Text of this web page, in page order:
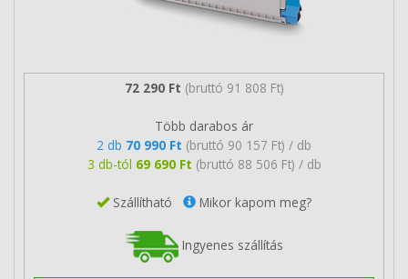
72 290 Ft (bruttó 91 808 Ft)
Több darabos ár
2 db 70 990 Ft (bruttó 90 157 Ft) / db
3 db-tól 69 690 Ft (bruttó 88 506 Ft) / db
Szállítható Mikor kapom meg?
Ingyenes szállítás